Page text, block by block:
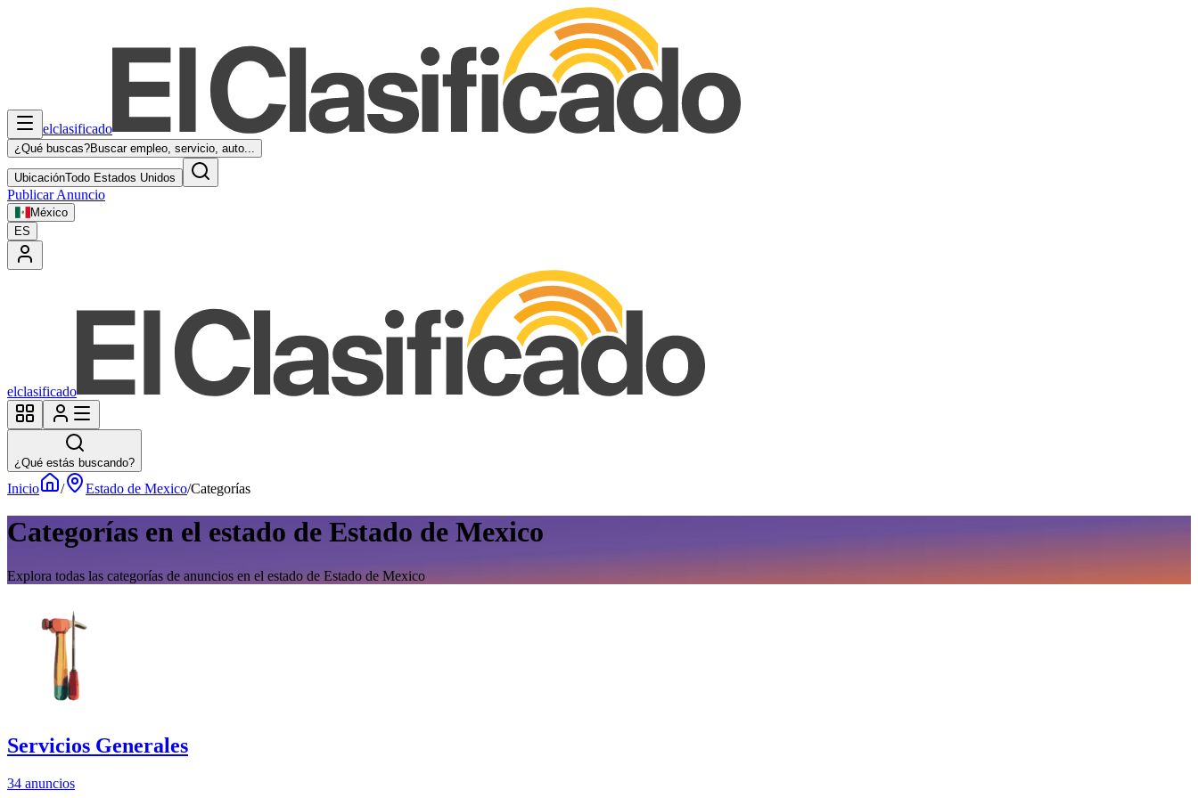
elclasificado
¿Qué buscas?Buscar empleo, servicio, auto...
UbicaciónTodo Estados Unidos
Publicar Anuncio
México
ES
elclasificado
¿Qué estás buscando?
Inicio / Estado de Mexico/Categorías
Categorías en el estado de Estado de Mexico
Explora todas las categorías de anuncios en el estado de Estado de Mexico
Servicios Generales
34 anuncios